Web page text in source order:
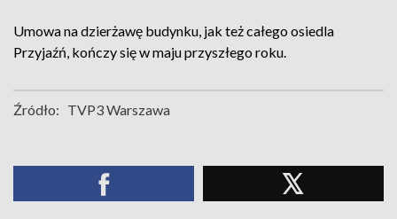
Umowa na dzierżawę budynku, jak też całego osiedla
Przyjaźń, kończy się w maju przyszłego roku.
Źródło: TVP3 Warszawa